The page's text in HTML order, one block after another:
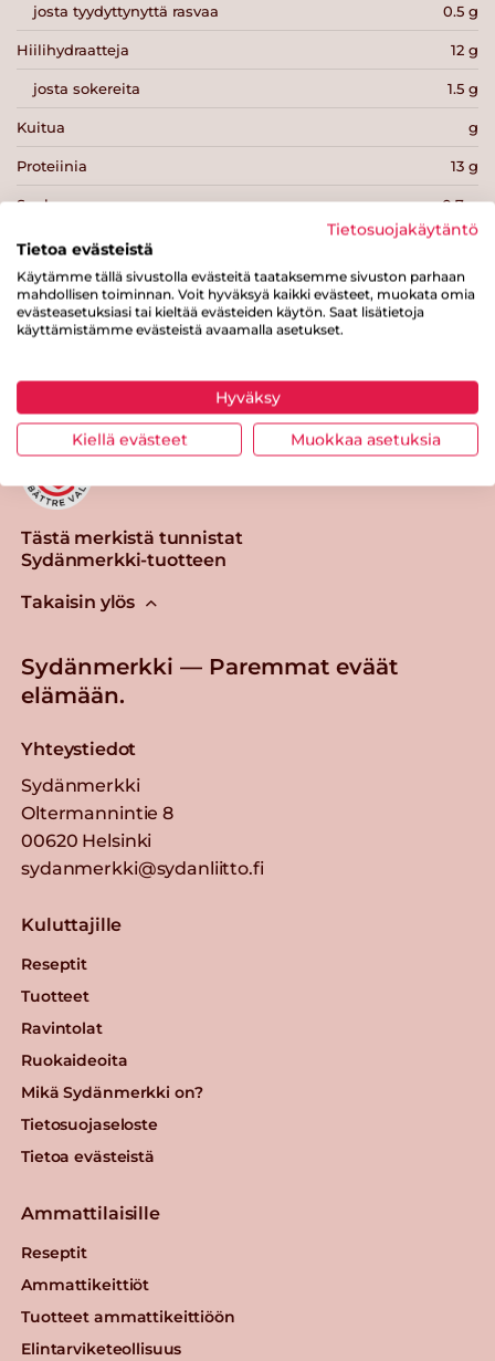
josta tyydyttynyttä rasvaa 0.5 g
Hiilihydraatteja 12 g
josta sokereita 1.5 g
Kuitua g
Proteiinia 13 g
Suolaa 0.7 g
Tulosta sivu Jaa tuote
Tästä merkistä tunnistat
Sydänmerkki-tuotteen
Takaisin ylös
Sydänmerkki — Paremmat eväät
elämään.
Yhteystiedot
Sydänmerkki
Oltermannintie 8
00620 Helsinki
sydanmerkki@sydanliitto.fi
Kuluttajille
Reseptit
Tuotteet
Ravintolat
Ruokaideoita
Mikä Sydänmerkki on?
Tietosuojaseloste
Tietoa evästeistä
Ammattilaisille
Reseptit
Ammattikeittiöt
Tuotteet ammattikeittiöön
Elintarviketeollisuus
Tietosuojakäytäntö
Tietoa evästeistä
Käytämme tällä sivustolla evästeitä taataksemme sivuston parhaan
mahdollisen toiminnan. Voit hyväksyä kaikki evästeet, muokata omia
evästeasetuksiasi tai kieltää evästeiden käytön. Saat lisätietoja
käyttämistämme evästeistä avaamalla asetukset.
Hyväksy
Kiellä evästeet Muokkaa asetuksia